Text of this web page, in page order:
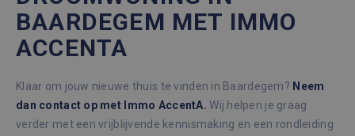
BAARDEGEM MET IMMO
ACCENTA
Klaar om jouw nieuwe thuis te vinden in Baardegem? Neem
dan contact op met Immo AccentA. Wij helpen je graag
verder met een vrijblijvende kennismaking en een rondleiding